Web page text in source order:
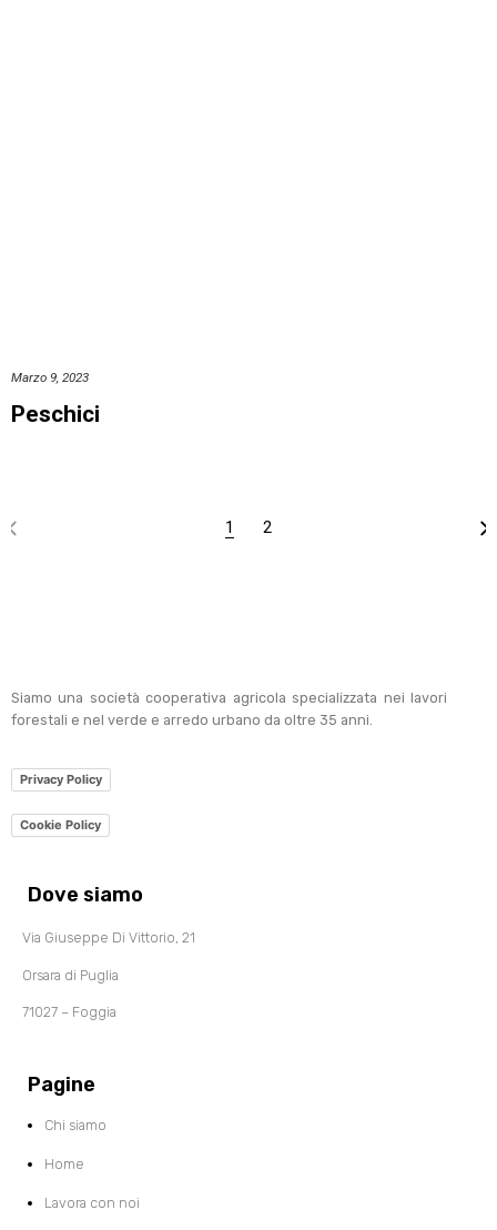
Marzo 9, 2023
Peschici
1 2
Siamo una società cooperativa agricola specializzata nei lavori
forestali e nel verde e arredo urbano da oltre 35 anni.
Privacy Policy
Cookie Policy
Dove siamo
Via Giuseppe Di Vittorio, 21
Orsara di Puglia
71027 – Foggia
Pagine
Chi siamo
Home
Lavora con noi